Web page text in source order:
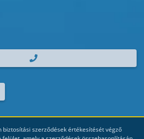
| TEL.: +36 70 700 2000
biztosítási szerződések értékesítését végző